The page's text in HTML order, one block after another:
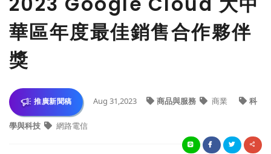
華區年度最佳銷售合作夥伴
獎
推廣新聞稿 Aug 31,2023 商品與服務 商業 科
學與科技 網路電信